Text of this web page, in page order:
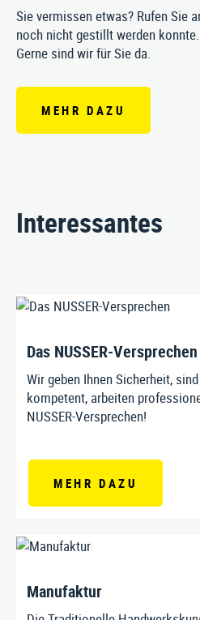
Sie vermissen etwas? Rufen Sie
noch nicht gestillt werden konnte.
Gerne sind wir für Sie da.
MEHR DAZU
Interessantes
Das NUSSER-Versprechen
Wir geben Ihnen Sicherheit,
kompetent, arbeiten
NUSSER-Versprechen!
MEHR DAZU
Manufaktur